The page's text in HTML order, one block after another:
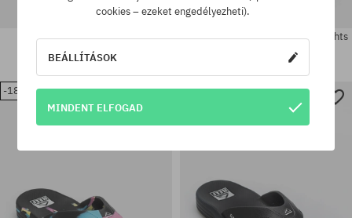
Elérhető méretek:
36; 37; 38; 39; 40
Flip-flop papucsok Roxy South
10910 Ft8710 Ft
Flip-flop papucsok Reef Bliss Nights
10910 Ft
-18% -18%
cookies – ezeket engedélyezheti).
BEÁLLÍTÁSOK
MINDENT ELFOGAD